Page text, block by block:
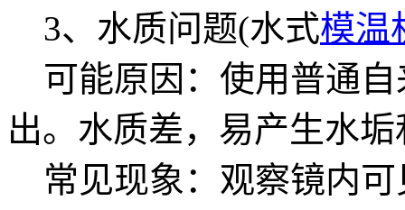
3、水质问题(水式模温
可能原因：使用普通自
出。水质差，易产生水
常见现象：观察镜内可